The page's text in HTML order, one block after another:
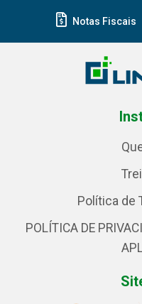
Notas Fiscais
Política de
POLÍTICA DE